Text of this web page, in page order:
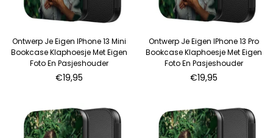
Ontwerp Je Eigen IPhone 13 Mini
Bookcase Klaphoesje Met Eigen
Foto En Pasjeshouder
Normale
€19,95
Ontwerp Je Eigen IPhone 13 Pro
Bookcase Klaphoesje Met Eigen
Foto En Pasjeshouder
Normale
€19,95